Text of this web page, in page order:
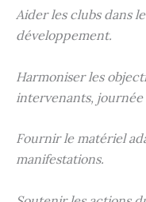
Aider les clubs dans
développement.
Harmoniser les
intervenants,
Fournir le matériel
manifestations.